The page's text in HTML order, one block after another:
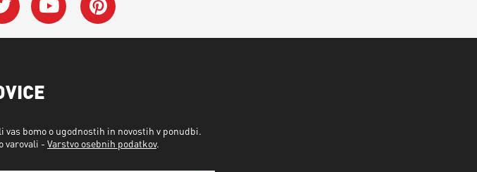
bomo o ugodnostih in novostih v ponudbi.
varovali - Varstvo osebnih podatkov.